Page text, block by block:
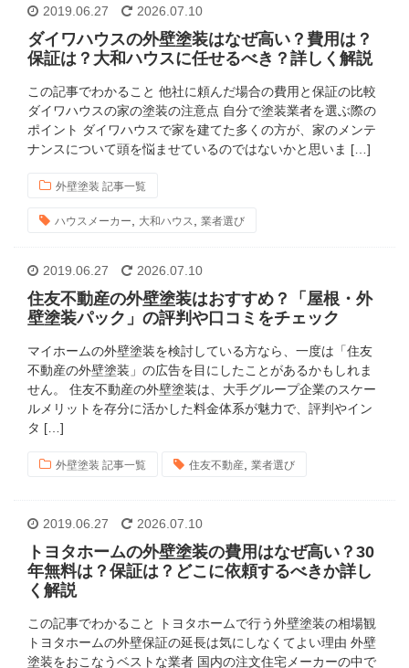
2019.06.27 2026.07.10
ダイワハウスの外壁塗装はなぜ高い？費用は？
保証は？大和ハウスに任せるべき？詳しく解説
この記事でわかること 他社に頼んだ場合の費用と保証の比較
ダイワハウスの家の塗装の注意点 自分で塗装業者を選ぶ際の
ポイント ダイワハウスで家を建てた多くの方が、家のメンテ
ナンスについて頭を悩ませているのではないかと思いま […]
外壁塗装 記事一覧
ハウスメーカー 大和ハウス 業者選び
2019.06.27 2026.07.10
住友不動産の外壁塗装はおすすめ？「屋根・外
壁塗装パック」の評判や口コミをチェック
マイホームの外壁塗装を検討している方なら、一度は「住友
不動産の外壁塗装」の広告を目にしたことがあるかもしれま
せん。 住友不動産の外壁塗装は、大手グループ企業のスケー
ルメリットを存分に活かした料金体系が魅力で、評判やイン
タ […]
外壁塗装 記事一覧 住友不動産 業者選び
2019.06.27 2026.07.10
トヨタホームの外壁塗装の費用はなぜ高い？30
年無料は？保証は？どこに依頼するべきか詳し
く解説
この記事でわかること トヨタホームで行う外壁塗装の相場観
トヨタホームの外壁保証の延長は気にしなくてよい理由 外壁
塗装をおこなうベストな業者 国内の注文住宅メーカーの中で